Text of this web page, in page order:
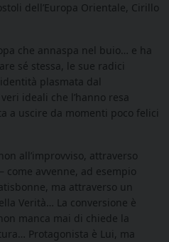
dell’Europa Orientale, Cirillo
che annaspa nel buio… e ha
sé stessa, le sue radici
plasmata dal
ideali che l’hanno resa
a uscire da momenti poco felici
all’improvviso, attraverso
avvenne, ad esempio
ma attraverso un
Verità… La conversione è
manca mai di chiede la
Protagonista è Lui, ma